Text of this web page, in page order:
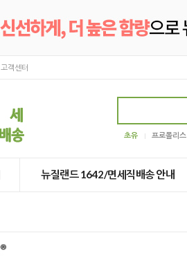
고객센터
초유 프로폴리스
뉴질랜드 1642/면세직배송 안내